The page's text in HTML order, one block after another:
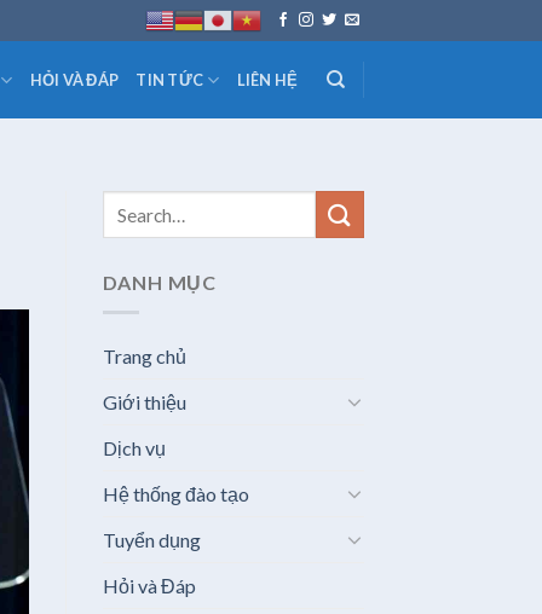
HỎI VÀ ĐÁP TIN TỨC LIÊN HỆ
DANH MỤC
Trang chủ
Giới thiệu
Dịch vụ
Hệ thống đào tạo
Tuyển dụng
Hỏi và Đáp